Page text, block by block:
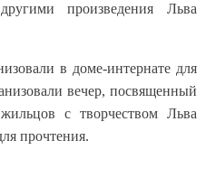
произведения Льва
в доме-интернате для
вечер, посвященный
с творчеством Льва
прочтения.